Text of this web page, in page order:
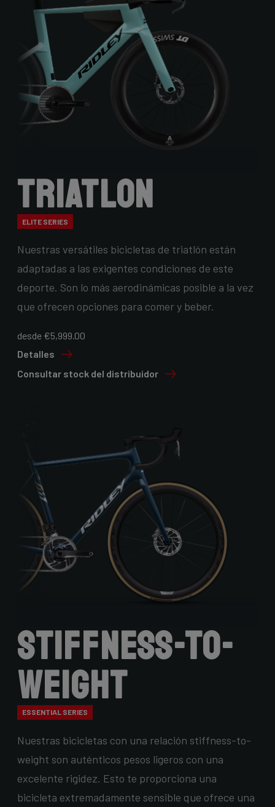
Triatlon
ELITE SERIES
Nuestras versátiles bicicletas de triatlón están
adaptadas a las exigentes condiciones de este
deporte. Son lo más aerodinámicas posible a la vez
que ofrecen opciones para comer y beber.
desde €5,999.00
Detalles
Consultar stock del distribuidor
Stiffness-to-
Weight
ESSENTIAL SERIES
Nuestras bicicletas con una relación stiffness-to-
weight son auténticos pesos ligeros con una
excelente rigidez. Esto te proporciona una
bicicleta extremadamente sensible que ofrece una